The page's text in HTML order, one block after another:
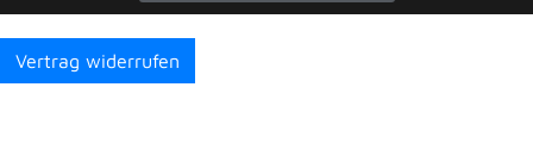
Vertrag widerrufen